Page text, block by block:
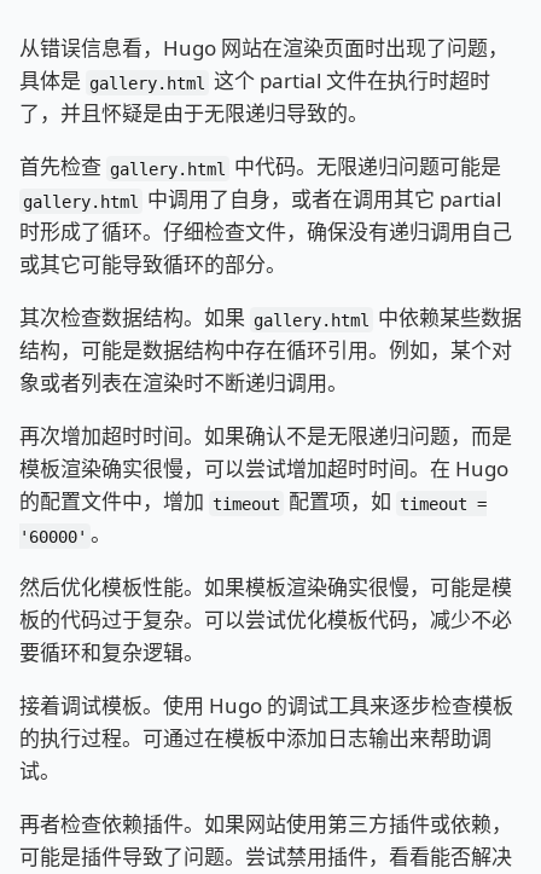
从错误信息看，Hugo 网站在渲染页面时出现了问题，
具体是 gallery.html
这个 partial 文件在执行时超时
了，并且怀疑是由于无限递归导致的。
首先检查 gallery.html 中代码。无限递归问题可能是
gallery.html
中调用了自身，或者在调用其它 partial
时形成了循环。仔细检查文件，确保没有递归调用自己
或其它可能导致循环的部分。
其次检查数据结构。如果 gallery.html
中依赖某些数据
结构，可能是数据结构中存在循环引用。例如，某个对
象或者列表在渲染时不断递归调用。
再次增加超时时间。如果确认不是无限递归问题，而是
模板渲染确实很慢，可以尝试增加超时时间。在 Hugo
的配置文件中，增加 timeout 配置项，如 timeout =
'60000' 。
然后优化模板性能。如果模板渲染确实很慢，可能是模
板的代码过于复杂。可以尝试优化模板代码，减少不必
要循环和复杂逻辑。
接着调试模板。使用 Hugo 的调试工具来逐步检查模板
的执行过程。可通过在模板中添加日志输出来帮助调
试。
再者检查依赖插件。如果网站使用第三方插件或依赖，
可能是插件导致了问题。尝试禁用插件，看看能否解决